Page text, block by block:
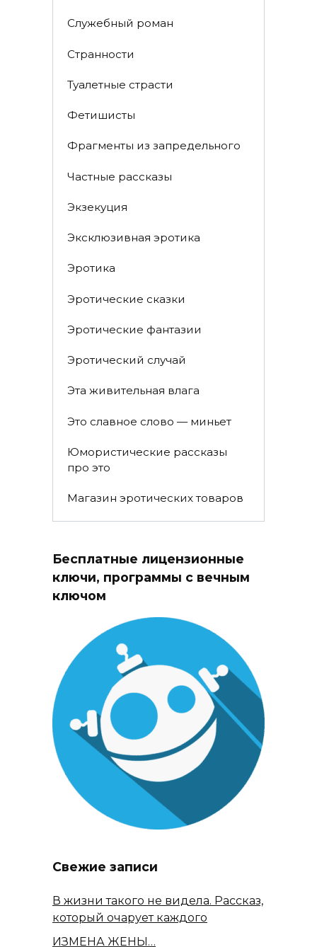
Служебный роман
Странности
Туалетные страсти
Фетишисты
Фрагменты из запредельного
Частные рассказы
Экзекуция
Эксклюзивная эротика
Эротика
Эротические сказки
Эротические фантазии
Эротический случай
Эта живительная влага
Это славное слово — миньет
Юмористические рассказы
про это
Магазин эротических товаров
Бесплатные лицензионные
ключи, программы с вечным
ключом
Свежие записи
В жизни такого не видела. Рассказ,
который очарует каждого
ИЗМЕНА ЖЕНЫ…